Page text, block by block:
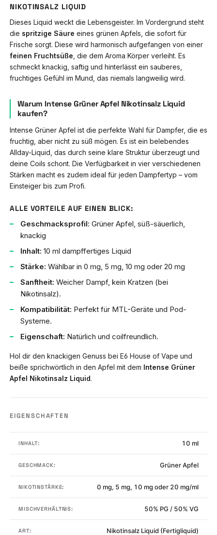
NIKOTINSALZ LIQUID
Dieses Liquid weckt die Lebensgeister. Im Vordergrund steht
die spritzige Säure eines grünen Apfels, die sofort für
Frische sorgt. Diese wird harmonisch aufgefangen von einer
feinen Fruchtsüße , die dem Aroma Körper verleiht. Es
schmeckt knackig, saftig und hinterlässt ein sauberes,
fruchtiges Gefühl im Mund, das niemals langweilig wird.
Warum Intense Grüner Apfel Nikotinsalz Liquid
kaufen?
Intense Grüner Apfel ist die perfekte Wahl für Dampfer, die es
fruchtig, aber nicht zu süß mögen. Es ist ein belebendes
Allday-Liquid, das durch seine klare Struktur überzeugt und
deine Coils schont. Die Verfügbarkeit in vier verschiedenen
Stärken macht es zudem ideal für jeden Dampfertyp – vom
Einsteiger bis zum Profi.
ALLE VORTEILE AUF EINEN BLICK:
Geschmacksprofil: Grüner Apfel, süß-säuerlich,
knackig
Inhalt: 10 ml dampffertiges Liquid
Stärke: Wählbar in 0 mg, 5 mg, 10 mg oder 20 mg
Sanftheit: Weicher Dampf, kein Kratzen (bei
Nikotinsalz).
Kompatibilität: Perfekt für MTL-Geräte und Pod-
Systeme.
Eigenschaft: Natürlich und coilfreundlich.
Hol dir den knackigen Genuss bei E6 House of Vape und
beiße sprichwörtlich in den Apfel mit dem Intense Grüner
Apfel Nikotinsalz Liquid.
EIGENSCHAFTEN
INHALT: 10 ml
GESCHMACK: Grüner Apfel
NIKOTINSTÄRKE: 0 mg, 5 mg, 10 mg oder 20 mg/ml
MISCHVERHÄLTNIS: 50% PG / 50% VG
ART: Nikotinsalz Liquid (Fertigliquid)